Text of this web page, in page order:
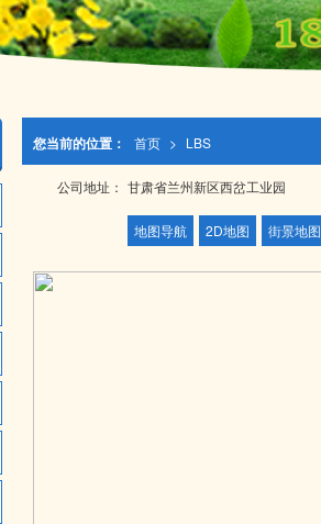
您当前的位置： 首页 > LBS
公司地址： 甘肃省兰州新区西岔工业园
地图导航 2D地图 街景地图